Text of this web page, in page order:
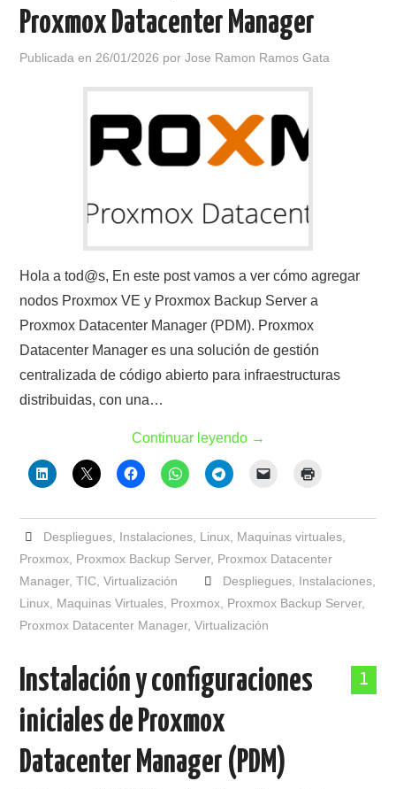
Proxmox Datacenter Manager
Publicada en 26/01/2026 porJose Ramon Ramos Gata
Hola a tod@s, En este post vamos a ver cómo agregar
nodos Proxmox VE y Proxmox Backup Server a
Proxmox Datacenter Manager (PDM). Proxmox
Datacenter Manager es una solución de gestión
centralizada de código abierto para infraestructuras
distribuidas, con una…
Continuar leyendo →
Despliegues, Instalaciones, Linux, Maquinas virtuales,
Proxmox Proxmox Backup Server, Proxmox Datacenter
Manager,TIC ,Virtualización Despliegues, Instalaciones,
Linux Maquinas Virtuales Proxmox Proxmox Backup Server,
Proxmox Datacenter Manager,Virtualización
1
Instalación y configuraciones
iniciales de Proxmox
Datacenter Manager (PDM)